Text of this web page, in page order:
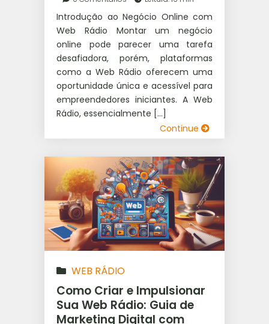
Introdução ao Negócio Online com
Web Rádio Montar um negócio
online pode parecer uma tarefa
desafiadora, porém, plataformas
como a Web Rádio oferecem uma
oportunidade única e acessível para
empreendedores iniciantes. A Web
Rádio, essencialmente […]
Continue
WEB RÁDIO
Como Criar e Impulsionar
Sua Web Rádio: Guia de
Marketing Digital com